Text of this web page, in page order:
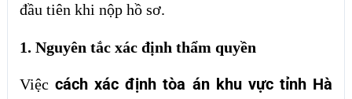
đầu tiên khi nộp hồ sơ.
1. Nguyên tắc xác định thẩm quyền
Việccách xác định tòa án khu vực tỉnh Hà